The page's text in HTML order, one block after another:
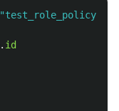
"test_role_policy"
. id